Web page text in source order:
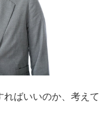
ばいいのか、考えて